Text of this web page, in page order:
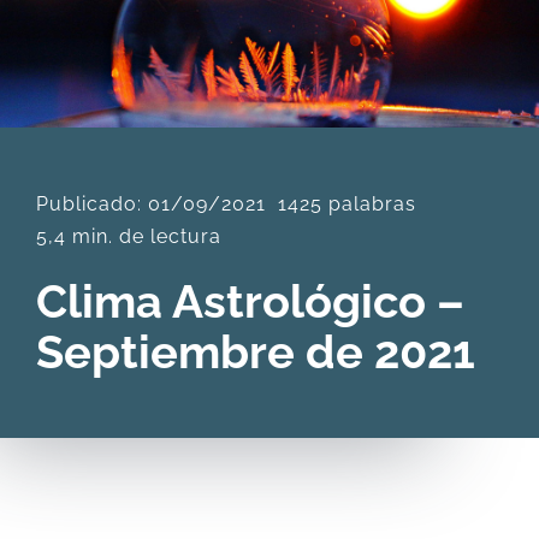
DESCARGAS
PRODUCTOS
ARTÍCULOS
ACERCA
CONTACTO
Publicado: 01/09/2021
1425 palabras
5,4 min. de lectura
Clima Astrológico –
Septiembre de 2021